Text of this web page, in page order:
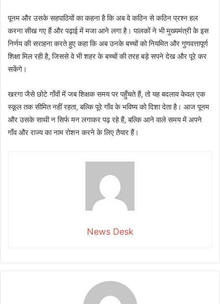
पूनम और उसके सहपाठियों का कहना है कि अब वे कठिन से कठिन प्रश्न हल
करना सीख गए हैं और पढ़ाई में मजा आने लगा है। पालकों ने भी मुख्यमंत्री के इस
निर्णय की सराहना करते हुए कहा कि अब उनके बच्चों को नियमित और गुणवत्तापूर्ण
शिक्षा मिल रही है, जिससे वे भी शहर के बच्चों की तरह बड़े सपने देख और पूरे कर
सकेंगे।
खरगा जैसे छोटे गाँवों में जब शिक्षक समय पर पहुँचते हैं, तो यह बदलाव केवल एक
स्कूल तक सीमित नहीं रहता, बल्कि पूरे गाँव के भविष्य को दिशा देता है। आज पूनम
और उसके साथी न सिर्फ मन लगाकर पढ़ रहे हैं, बल्कि आने वाले समय में अपने
गाँव और राज्य का नाम रोशन करने के लिए तैयार हैं।
News Desk